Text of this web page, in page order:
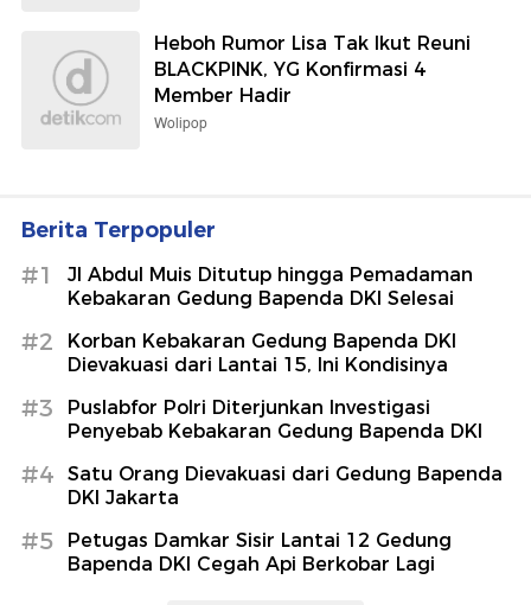
Heboh Rumor Lisa Tak Ikut Reuni
BLACKPINK, YG Konfirmasi 4
Member Hadir
Wolipop
Berita Terpopuler
#1
Jl Abdul Muis Ditutup hingga Pemadaman
Kebakaran Gedung Bapenda DKI Selesai
#2
Korban Kebakaran Gedung Bapenda DKI
Dievakuasi dari Lantai 15, Ini Kondisinya
#3
Puslabfor Polri Diterjunkan Investigasi
Penyebab Kebakaran Gedung Bapenda DKI
#4
Satu Orang Dievakuasi dari Gedung Bapenda
DKI Jakarta
#5
Petugas Damkar Sisir Lantai 12 Gedung
Bapenda DKI Cegah Api Berkobar Lagi